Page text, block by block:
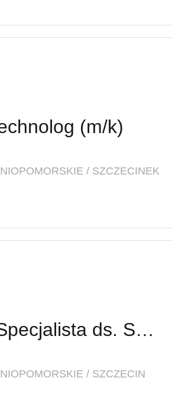
(m/k)
/ SZCZECINEK
Specjalistka / Specjalista ds. Sprzedaży ubezpieczeń
/ SZCZECIN